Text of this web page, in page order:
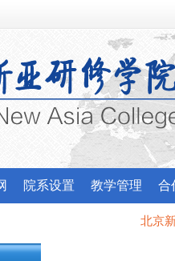
院系设置 教学管理 合
北京新亚学院欢